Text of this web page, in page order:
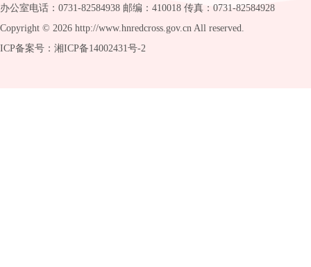
办公室电话：0731-82584938 邮编：410018 传真：0731-82584928
Copyright © 2026 http://www.hnredcross.gov.cn All reserved.
ICP备案号：湘ICP备14002431号-2